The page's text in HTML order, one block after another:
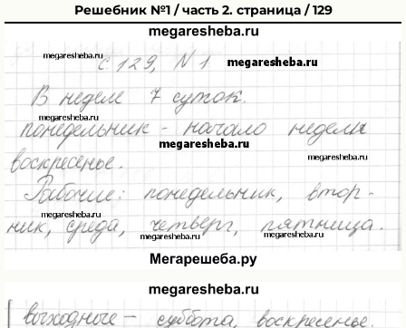
Решебник №1 / часть 2. страница / 129